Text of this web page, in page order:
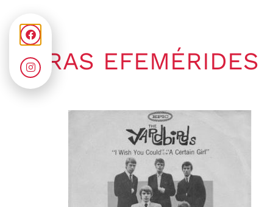
OTRAS EFEMÉRIDES